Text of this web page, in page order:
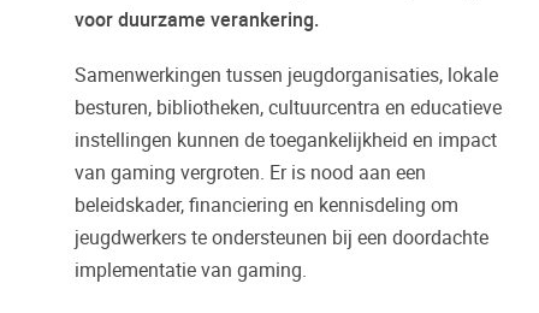
voor duurzame verankering.
Samenwerkingen tussen jeugdorganisaties, lokale
besturen, bibliotheken, cultuurcentra en educatieve
instellingen kunnen de toegankelijkheid en impact
van gaming vergroten. Er is nood aan een
beleidskader, financiering en kennisdeling om
jeugdwerkers te ondersteunen bij een doordachte
implementatie van gaming.